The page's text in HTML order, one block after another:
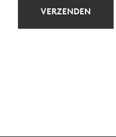
VERZENDEN